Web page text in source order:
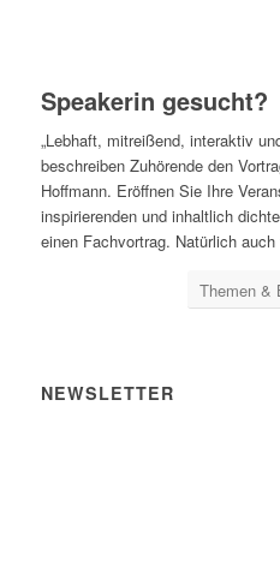
Speakerin gesucht?
„Lebhaft, mitreißend, interaktiv
beschreiben Zuhörende den
Hoffmann. Eröffnen Sie Ihre
inspirierenden und inhaltlich
einen Fachvortrag. Natürlich
Themen &
NEWSLETTER